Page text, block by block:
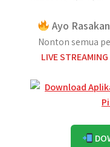
Ayo
Nonton semua
LIVE